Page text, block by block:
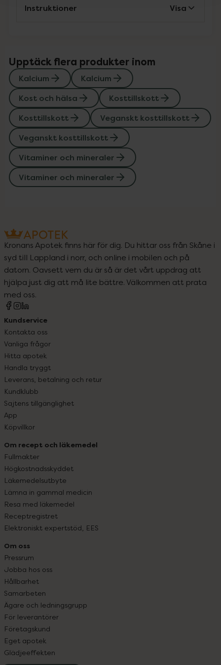
Instruktioner Visa
Upptäck flera produkter inom
Kalcium
Kalcium
Kost och hälsa
Kosttillskott
Kosttillskott
Veganskt kosttillskott
Veganskt kosttillskott
Vitaminer och mineraler
Vitaminer och mineraler
Kronans Apotek finns här för dig. Du hittar oss från Skåne i
syd till Lappland i norr, och online i mobilen och på
datorn. Oavsett vem du är så är det vårt uppdrag att
hjälpa just dig att må lite bättre. Välkommen att prata
med oss.
Kundservice
Kontakta oss
Vanliga frågor
Hitta apotek
Handla tryggt
Leverans, betalning och retur
Kundklubb
Sajtens tillgänglighet
App
Köpvillkor
Om recept och läkemedel
Fullmakter
Högkostnadsskyddet
Läkemedelsutbyte
Lämna in gammal medicin
Resa med läkemedel
Receptregistret
Elektroniskt expertstöd, EES
Om oss
Pressrum
Jobba hos oss
Hållbarhet
Samarbeten
Ägare och ledningsgrupp
För leverantörer
Företagskund
Eget apotek
Glädjeeffekten